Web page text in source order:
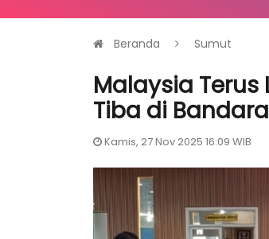
Beranda Sumut
Malaysia Terus
Tiba di
Kamis, 27 Nov 2025 16:09 WIB